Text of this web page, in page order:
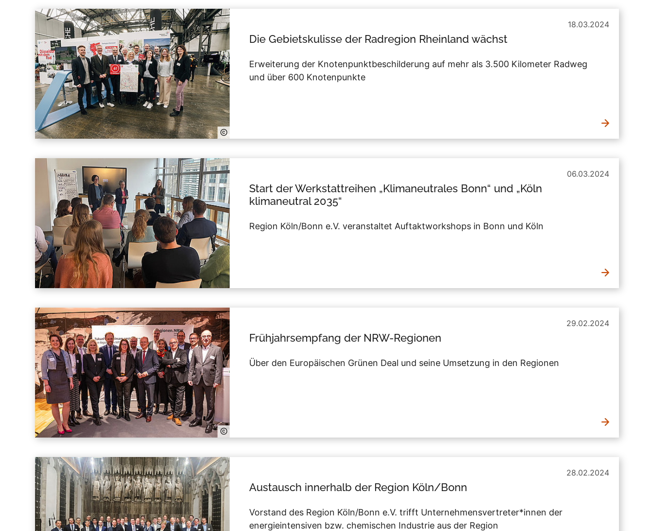
18.03.2024
Die Gebietskulisse der Radregion Rheinland wächst
Erweiterung der Knotenpunktbeschilderung auf mehr als 3.500 Kilometer Radweg
und über 600 Knotenpunkte
06.03.2024
Start der Werkstattreihen „Klimaneutrales Bonn“ und „Köln
klimaneutral 2035“
Region Köln/Bonn e.V. veranstaltet Auftaktworkshops in Bonn und Köln
29.02.2024
Frühjahrsempfang der NRW-Regionen
Über den Europäischen Grünen Deal und seine Umsetzung in den Regionen
28.02.2024
Austausch innerhalb der Region Köln/Bonn
Vorstand des Region Köln/Bonn e.V. trifft Unternehmensvertreter*innen der
energieintensiven bzw. chemischen Industrie aus der Region